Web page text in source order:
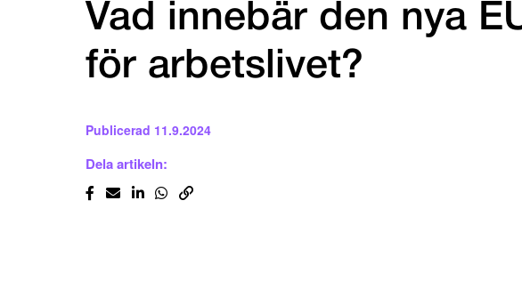
Vad innebär den nya
för arbetslivet?
Publicerad 11.9.2024
Dela artikeln: